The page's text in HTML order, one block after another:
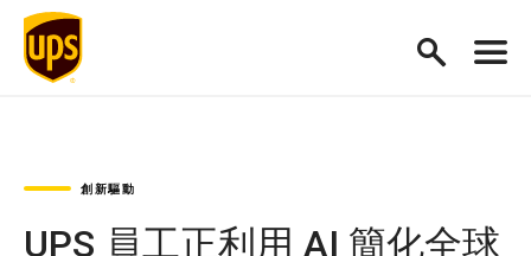
創新驅動
UPS 員工正利用 AI 簡化全球